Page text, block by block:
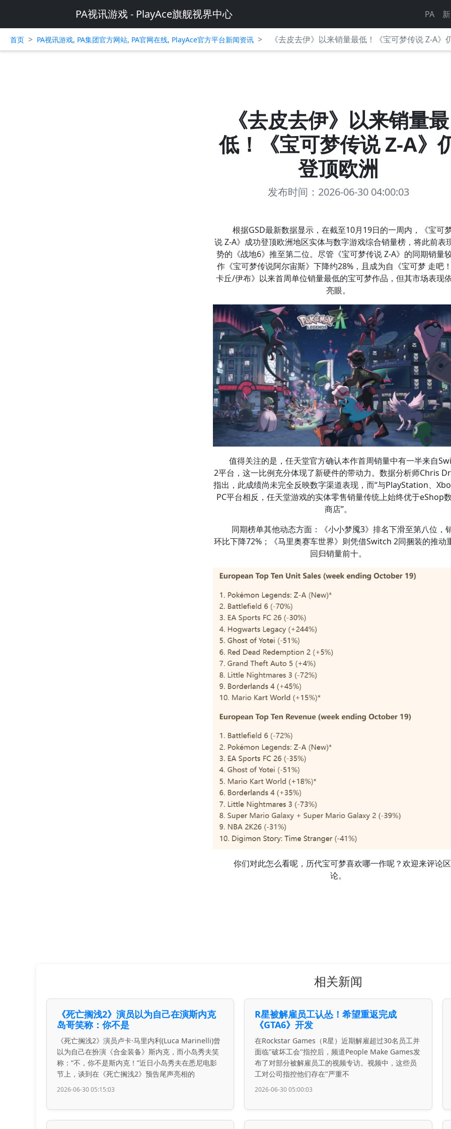
PA视讯游戏 - PlayAce旗舰视界中心 PA
首页 > PA视讯游戏, PA集团官方网站, PA官网在线, PlayAce官方平台新闻资讯 > 《去皮去伊》以来销量最低！《宝可梦传说 Z-A》
《去皮去伊》以来销量最
低！《宝可梦传说 Z-A》
登顶欧洲
发布时间：2026-06-30 04:00:03
根据GSD最新数据显示，在截至10月19日的一周内，《宝可
说 Z-A》成功登顶欧洲地区实体与数字游戏综合销量榜，将此前表
势的《战地6》推至第二位。尽管《宝可梦传说 Z-A》的同期销量
作《宝可梦传说阿尔宙斯》下降约28%，且成为自《宝可梦 走吧
卡丘/伊布》以来首周单位销量最低的宝可梦作品，但其市场表现
亮眼。
值得关注的是，任天堂官方确认本作首周销量中有一半来自
2平台，这一比例充分体现了新硬件的带动力。数据分析师Chris
指出，此成绩尚未完全反映数字渠道表现，而“与PlayStation、
PC平台相反，任天堂游戏的实体零售销量传统上始终优于eShop
商店”。
同期榜单其他动态方面：《小小梦魇3》排名下滑至第八位，
环比下降72%；《马里奥赛车世界》则凭借Switch 2同捆装的推动
回归销量前十。
你们对此怎么看呢，历代宝可梦喜欢哪一作呢？欢迎来评论
论。
相关新闻
《死亡搁浅2》演员以为自己在演斯内克
岛哥笑称：你不是
《死亡搁浅2》演员卢卡·马里内利(Luca Marinelli)曾
以为自己在扮演《合金装备》斯内克，而小岛秀夫笑
称：“不，你不是斯内克！”近日小岛秀夫在悉尼电影
节上，谈到在《死亡搁浅2》预告尾声亮相的
2026-06-30 05:15:03
R星被解雇员工认怂！希望重返完成
《GTA6》开发
在Rockstar Games（R星）近期解雇超过30名员工并
面临"破坏工会"指控后，频道People Make Games发
布了对部分被解雇员工的视频专访。视频中，这些员
工对公司指控他们存在"严重不
2026-06-30 05:00:03